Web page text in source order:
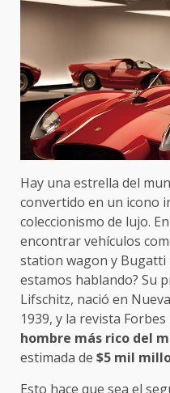
Hay una estrella del
convertido en un icono
coleccionismo de lujo.
encontrar vehículos
station wagon y
estamos hablando? Su
Lifschitz, nació en
1939, y la revista
hombre más rico del
estimada de $5 mil
Esto hace que sea el